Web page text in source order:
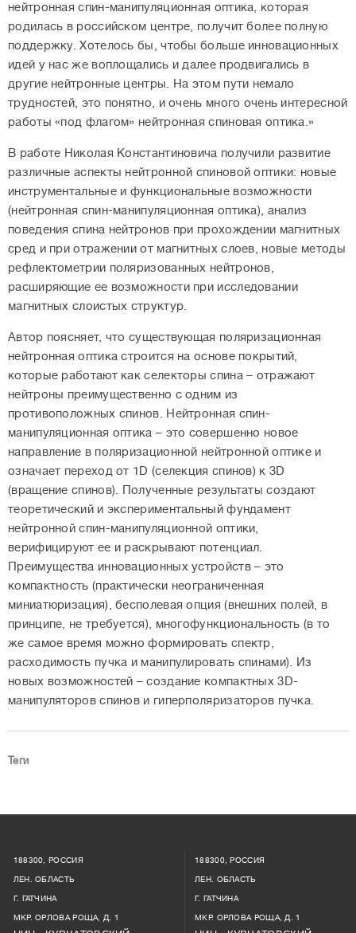
нейтронная спин-манипуляционная оптика, которая
родилась в российском центре, получит более полную
поддержку. Хотелось бы, чтобы больше инновационных
идей у нас же воплощались и далее продвигались в
другие нейтронные центры. На этом пути немало
трудностей, это понятно, и очень много очень интересной
работы «под флагом» нейтронная спиновая оптика.»
В работе Николая Константиновича получили развитие
различные аспекты нейтронной спиновой оптики: новые
инструментальные и функциональные возможности
(нейтронная спин-манипуляционная оптика), анализ
поведения спина нейтронов при прохождении магнитных
сред и при отражении от магнитных слоев, новые методы
рефлектометрии поляризованных нейтронов,
расширяющие ее возможности при исследовании
магнитных слоистых структур.
Автор поясняет, что существующая поляризационная
нейтронная оптика строится на основе покрытий,
которые работают как селекторы спина – отражают
нейтроны преимущественно с одним из
противоположных спинов. Нейтронная спин-
манипуляционная оптика – это совершенно новое
направление в поляризационной нейтронной оптике и
означает переход от 1D (селекция спинов) к 3D
(вращение спинов). Полученные результаты создают
теоретический и экспериментальный фундамент
нейтронной спин-манипуляционной оптики,
верифицируют ее и раскрывают потенциал.
Преимущества инновационных устройств – это
компактность (практически неограниченная
миниатюризация), бесполевая опция (внешних полей, в
принципе, не требуется), многофункциональность (в то
же самое время можно формировать спектр,
расходимость пучка и манипулировать спинами). Из
новых возможностей – создание компактных 3D-
манипуляторов спинов и гиперполяризаторов пучка.
Теги
188300, РОССИЯ
ЛЕН. ОБЛАСТЬ
Г. ГАТЧИНА
МКР. ОРЛОВА РОЩА, Д. 1
188300, РОССИЯ
ЛЕН. ОБЛАСТЬ
Г. ГАТЧИНА
МКР. ОРЛОВА РОЩА, Д. 1